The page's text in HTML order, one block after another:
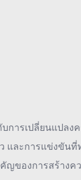
การเปลี่ยนแปล
และการแข่งขัน
ญของการสร้าง